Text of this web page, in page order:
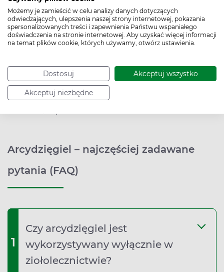
Możemy je zamieścić w celu analizy danych dotyczących
odwiedzających, ulepszenia naszej strony internetowej, pokazania
spersonalizowanych treści i zapewnienia Państwu wspaniałego
doświadczenia na stronie internetowej. Aby uzyskać więcej informacji
na temat plików cookie, których używamy, otwórz ustawienia.
Dostosuj Akceptuj wszystko
Akceptuj niezbędne
Wykazuje m.in. działanie uspokajające,
antydepresyjne i moczopędne.
Pomaga w leczeniu nadmiernego pobudzenia,
niepokoju, napięcia nerwowego, bezsenności,
Najczęściej stosowany jest w formie naparu i
nalewki.
W kuchni wzbogaca smak piwa, ryb, owoców
Arcydzięgiel – najczęściej zadawane
pytania (FAQ)
1
Czy arcydzięgiel jest
wykorzystywany wyłącznie w
ziołolecznictwie?